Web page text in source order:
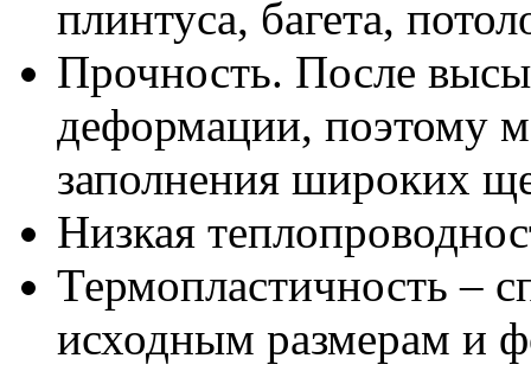
плинтуса, багета,
Прочность. После
деформации, поэтому
заполнения широких
Низкая
Термопластичность –
исходным размерам и